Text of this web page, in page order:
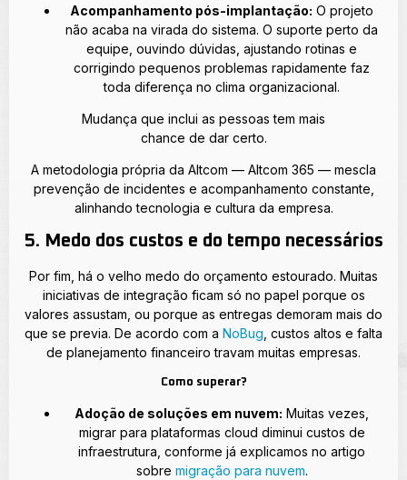
Acompanhamento pós-implantação: O projeto
não acaba na virada do sistema. O suporte perto da
equipe, ouvindo dúvidas, ajustando rotinas e
corrigindo pequenos problemas rapidamente faz
toda diferença no clima organizacional.
Mudança que inclui as pessoas tem mais
chance de dar certo.
A metodologia própria da Altcom — Altcom 365 — mescla
prevenção de incidentes e acompanhamento constante,
alinhando tecnologia e cultura da empresa.
5. Medo dos custos e do tempo necessários
Por fim, há o velho medo do orçamento estourado. Muitas
iniciativas de integração ficam só no papel porque os
valores assustam, ou porque as entregas demoram mais do
que se previa. De acordo com a NoBug , custos altos e falta
de planejamento financeiro travam muitas empresas.
Como superar?
Adoção de soluções em nuvem: Muitas vezes,
migrar para plataformas cloud diminui custos de
infraestrutura, conforme já explicamos no artigo
sobre migração para nuvem.